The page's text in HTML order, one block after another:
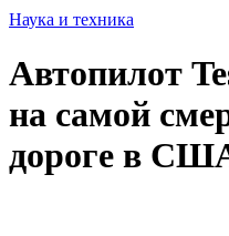
Наука и техника
Автопилот
на самой
дороге в